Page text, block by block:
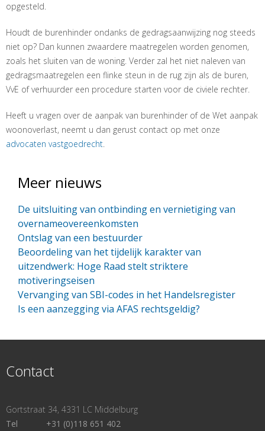
opgesteld.
Houdt de burenhinder ondanks de gedragsaanwijzing nog steeds
niet op? Dan kunnen zwaardere maatregelen worden genomen,
zoals het sluiten van de woning. Verder zal het niet naleven van
gedragsmaatregelen een flinke steun in de rug zijn als de buren,
VvE of verhuurder een procedure starten voor de civiele rechter.
Heeft u vragen over de aanpak van burenhinder of de Wet aanpak
woonoverlast, neemt u dan gerust contact op met onze
advocaten vastgoedrecht.
Meer nieuws
De uitsluiting van ontbinding en vernietiging van
overnameovereenkomsten
Ontslag van een bestuurder
Beoordeling van het tijdelijk karakter van
uitzendwerk: Hoge Raad stelt striktere
motiveringseisen
Vervanging van SBI-codes in het Handelsregister
Is een aanzegging via AFAS rechtsgeldig?
Contact
Gortstraat 34, 4331 LC Middelburg
Tel
+31 (0)118 651 402